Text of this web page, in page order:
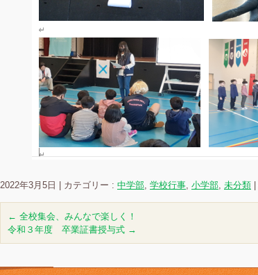
2022年3月5日 | カテゴリー : 中学部 学校行事 小学部 未分類 |
← 全校集会、みんなで楽しく！
令和３年度 卒業証書授与式 →